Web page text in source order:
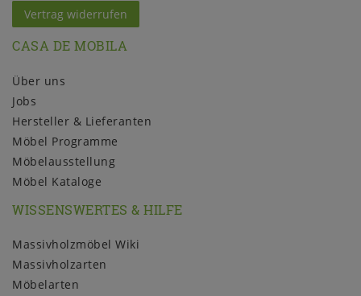
Vertrag widerrufen
CASA DE MOBILA
Über uns
Jobs
Hersteller & Lieferanten
Möbel Programme
Möbelausstellung
Möbel Kataloge
WISSENSWERTES & HILFE
Massivholzmöbel Wiki
Massivholzarten
Möbelarten